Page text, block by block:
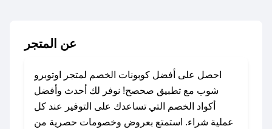
عن المتجر
احصل على أفضل كوبونات الخصم لمتجر اوتوبرو
شوب مع تطبيق صحصح! نوفر لك أحدث وأفضل
أكواد الخصم التي تساعدك على التوفير عند كل
عملية شراء. استمتع بعروض وخصومات حصرية من